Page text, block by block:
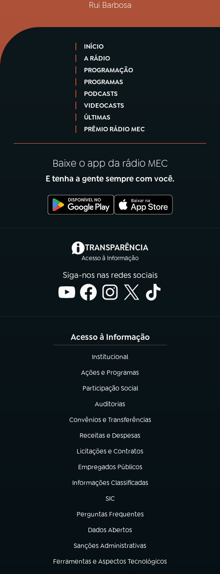
Rui Barbosa
INÍCIO
A RÁDIO
PROGRAMAÇÃO
PROGRAMAS
PODCASTS
VIDEOCASTS
ÚLTIMAS
PRÊMIO RÁDIO MEC
Baixe o app da rádio MEC
E tenha a gente sempre com você.
TRANSPARÊNCIA
Acesso à Informação
(abre em nova aba)
Siga-nos nas redes sociais
Acesso à Informação
Institucional
(abre em nova aba)
Ações e Programas
(abre em nova aba)
Participação Social
(abre em nova aba)
Auditorias
(abre em nova aba)
Convênios e Transferências
(abre em nova aba)
Receitas e Despesas
(abre em nova aba)
Licitações e Contratos
(abre em nova aba)
Empregados Públicos
(abre em nova aba)
Informações Classificadas
(abre em nova aba)
SIC
(abre em nova aba)
Perguntas Frequentes
(abre em nova aba)
Dados Abertos
(abre em nova aba)
Sanções Administrativas
(abre em nova aba)
Ferramentas e Aspectos Tecnológicos
(abre em nova aba)